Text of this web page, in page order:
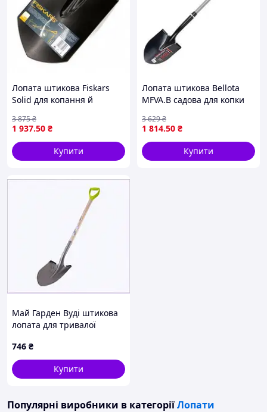
Лопата штикова Fiskars
Solid для копання й
легка та зручна
1 937.50 ₴
3 875₴
Купити
Лопата штикова Bellota
MFVA.B садова для копки
порожнистою ручкою і
сталевим лезом
1 814.50 ₴
3 629₴
Купити
Май Гарден Вуді штикова
лопата для тривалої
746 ₴
Купити
Популярні виробники в категоріїЛопати